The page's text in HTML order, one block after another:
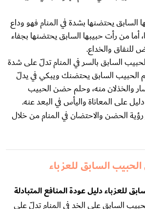
السابق يحتضنها بشدة في المنام فهو وداع
أما من رأت حبيبها السابق يحتضنها بجفاء
للنفاق والخداع.
السابق بالسر في المنام تدلّ على شدة
الحبيب السابق يحتضنك ويبكي في يدلّ
والخذلان منه، وحلم حضن الحبيب
على المعاناة واليأس في البعد عنه.
الحضن والاحتضان في المنام من خلال
السابق للعزباء
للعزباء دليل عودة المنافع المتبادلة
السابق على الخد في المنام تدلّ على